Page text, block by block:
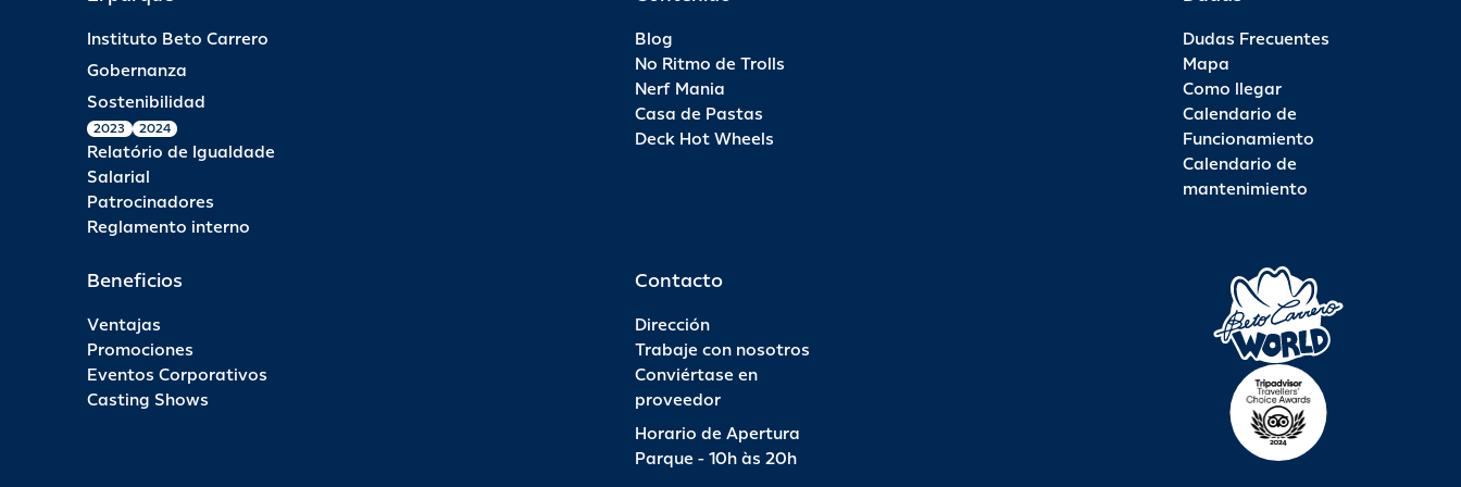
Instituto Beto Carrero
Gobernanza
Sostenibilidad
2023 2024
Relatório de Igualdade
Salarial
Patrocinadores
Reglamento interno
Blog
No Ritmo de Trolls
Nerf Mania
Casa de Pastas
Deck Hot Wheels
Dudas Frecuentes
Mapa
Como llegar
Calendario de
Funcionamiento
Calendario de
mantenimiento
Beneficios
Ventajas
Promociones
Eventos Corporativos
Casting Shows
Contacto
Dirección
Trabaje con nosotros
Conviértase en
proveedor
Horario de Apertura
Parque - 10h às 20h